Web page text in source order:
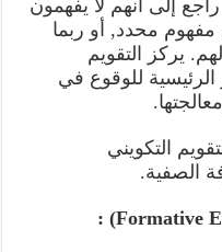
إلى أنهم لا يفهمون
محدد, أو ربما
يركز التقويم
للوقوع في
التكويني
الصفية.